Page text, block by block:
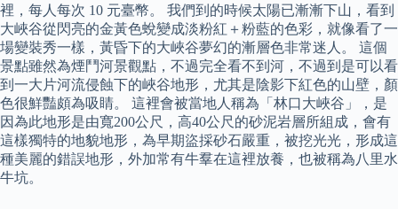
裡，每人每次 10 元臺幣。 我們到的時候太陽已漸漸下山，看到
大峽谷從閃亮的金黃色蛻變成淡粉紅＋粉藍的色彩，就像看了一
場變裝秀一樣，黃昏下的大峽谷夢幻的漸層色非常迷人。 這個
景點雖然為煙鬥河景觀點，不過完全看不到河，不過到是可以看
到一大片河流侵蝕下的峽谷地形，尤其是陰影下紅色的山壁，顏
色很鮮豔頗為吸睛。 這裡會被當地人稱為「林口大峽谷」，是
因為此地形是由寬200公尺，高40公尺的砂泥岩層所組成，會有
這樣獨特的地貌地形，為早期盜採砂石嚴重，被挖光光，形成這
種美麗的錯誤地形，外加常有牛羣在這裡放養，也被稱為八里水
牛坑。